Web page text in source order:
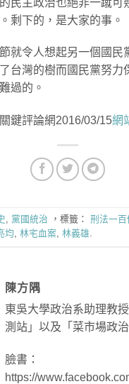
剩下的，是大家的事。
就令人想起另一個國民
台灣的樹而國民黨努力
過的。
鍵評論網2016/03/15網
, 黨國統治 ，標籤： 刑法一百
均, 林宅血案, 林義雄.
陳方隅
東吳大學政治系助理教
測站」以及「菜市場政
臉書：
https://